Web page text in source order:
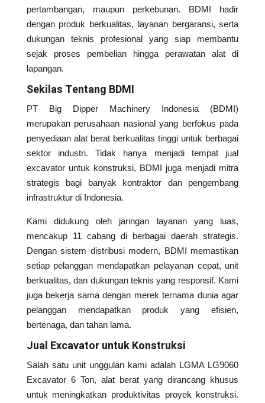
pertambangan, maupun perkebunan. BDMI hadir
dengan produk berkualitas, layanan bergaransi, serta
dukungan teknis profesional yang siap membantu
sejak proses pembelian hingga perawatan alat di
lapangan.
Sekilas Tentang BDMI
PT Big Dipper Machinery Indonesia (BDMI)
merupakan perusahaan nasional yang berfokus pada
penyediaan alat berat berkualitas tinggi untuk berbagai
sektor industri. Tidak hanya menjadi tempat jual
excavator untuk konstruksi, BDMI juga menjadi mitra
strategis bagi banyak kontraktor dan pengembang
infrastruktur di Indonesia.
Kami didukung oleh jaringan layanan yang luas,
mencakup 11 cabang di berbagai daerah strategis.
Dengan sistem distribusi modern, BDMI memastikan
setiap pelanggan mendapatkan pelayanan cepat, unit
berkualitas, dan dukungan teknis yang responsif. Kami
juga bekerja sama dengan merek ternama dunia agar
pelanggan mendapatkan produk yang efisien,
bertenaga, dan tahan lama.
Jual Excavator untuk Konstruksi
Salah satu unit unggulan kami adalah LGMA LG9060
Excavator 6 Ton, alat berat yang dirancang khusus
untuk meningkatkan produktivitas proyek konstruksi.